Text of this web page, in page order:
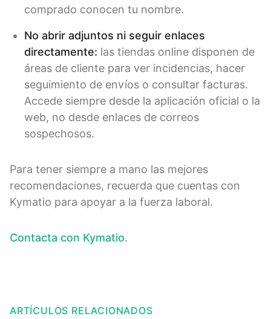
comprado conocen tu nombre.
No abrir adjuntos ni seguir enlaces
directamente: las tiendas online disponen de
áreas de cliente para ver incidencias, hacer
seguimiento de envíos o consultar facturas.
Accede siempre desde la aplicación oficial o la
web, no desde enlaces de correos
sospechosos.
Para tener siempre a mano las mejores
recomendaciones, recuerda que cuentas con
Kymatio para apoyar a la fuerza laboral.
Contacta con Kymatio.
ARTÍCULOS RELACIONADOS